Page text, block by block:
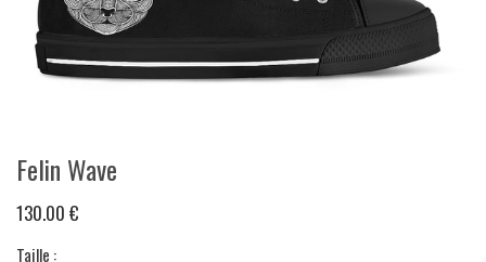
Felin Wave
130.00 €
Taille :